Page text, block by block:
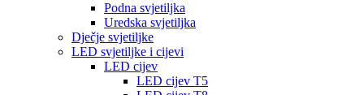
Podna svjetiljka
Uredska svjetiljka
Dječje svjetiljke
LED svjetiljke i cijevi
LED cijev
LED cijev T5